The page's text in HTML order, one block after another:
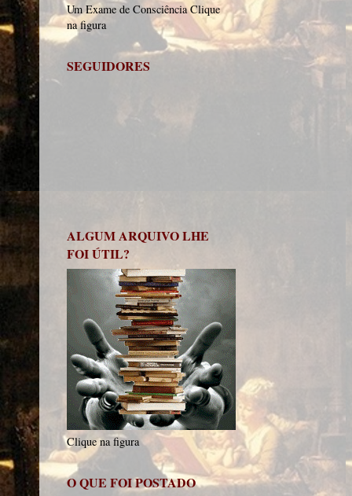
Um Exame de Consciência Clique
na figura
SEGUIDORES
ALGUM ARQUIVO LHE
FOI ÚTIL?
Clique na figura
O QUE FOI POSTADO